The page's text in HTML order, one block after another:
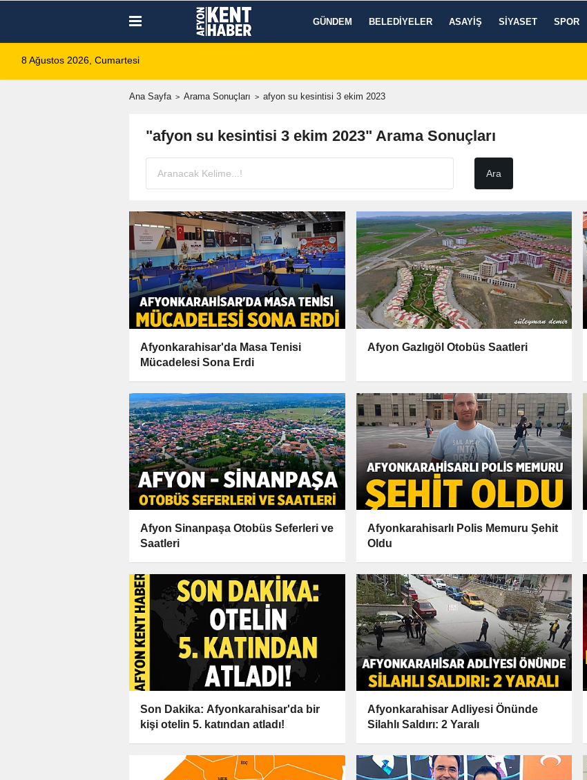
GÜNDEM BELEDIYELER ASAYIŞ SIYASET SPOR
8 Ağustos 2026, Cumartesi
Ana Sayfa Arama Sonuçları afyon su kesintisi 3 ekim 2023
"afyon su kesintisi 3 ekim 2023" Arama Sonuçları
Afyonkarahisar'da Masa Tenisi
Mücadelesi Sona Erdi
Afyon Gazlıgöl Otobüs Saatleri
Afyon Sinanpaşa Otobüs Seferleri ve
Saatleri
Afyonkarahisarlı Polis Memuru Şehit
Oldu
Son Dakika: Afyonkarahisar'da bir
kişi otelin 5. katından atladı!
Afyonkarahisar Adliyesi Önünde
Silahlı Saldırı: 2 Yaralı